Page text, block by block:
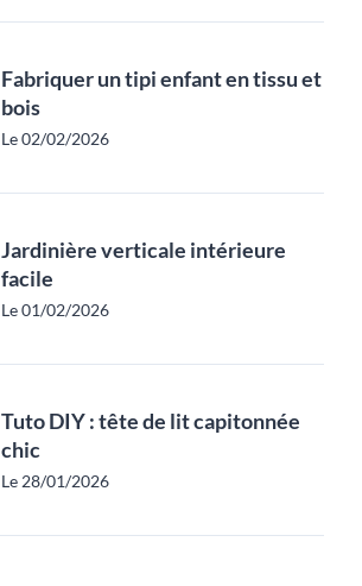
Fabriquer un tipi enfant en tissu et
bois
Le 02/02/2026
Jardinière verticale intérieure
facile
Le 01/02/2026
Tuto DIY : tête de lit capitonnée
chic
Le 28/01/2026